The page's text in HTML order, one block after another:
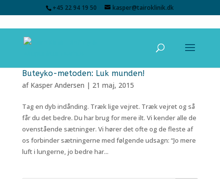
+45 22 94 19 50 kasper@tairoklinik.dk
Buteyko-metoden: Luk munden!
af Kasper Andersen | 21 maj, 2015
Tag en dyb indånding. Træk lige vejret. Træk vejret og så
får du det bedre. Du har brug for mere ilt. Vi kender alle de
ovenstående sætninger. Vi hører det ofte og de fleste af
os forbinder sætningerne med følgende udsagn: “Jo mere
luft i lungerne, jo bedre har...